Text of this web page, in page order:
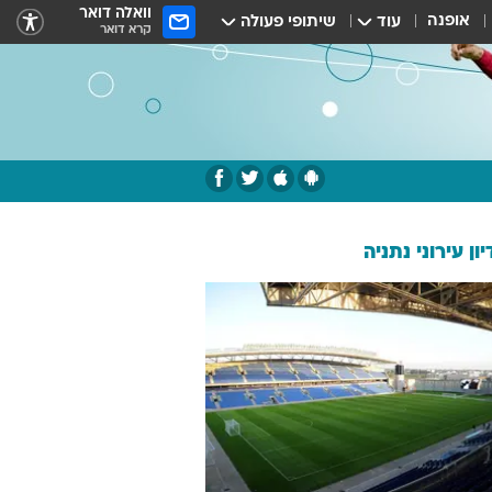
אופנה עוד שיתופי פעולה וואלה דואר
קרא דואר
עירוני נתניה